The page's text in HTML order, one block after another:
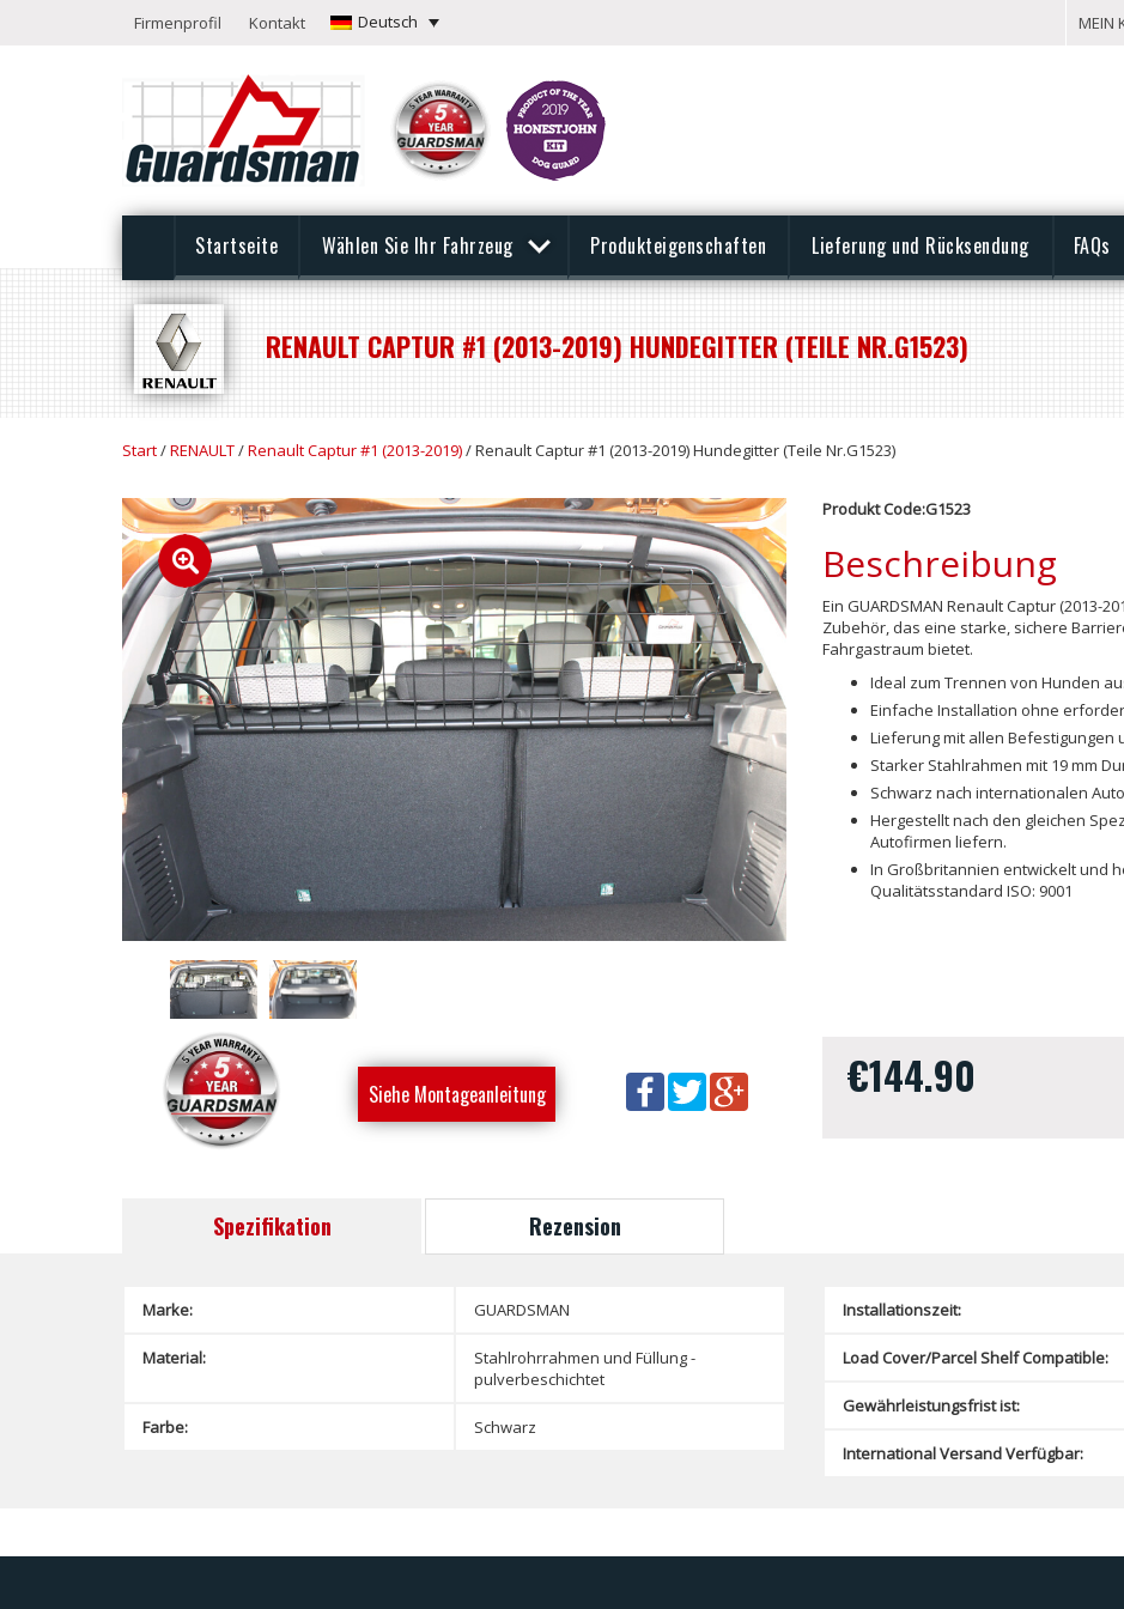
Firmenprofil Kontakt Deutsch MEIN
Startseite Wählen Sie Ihr Fahrzeug Produkteigenschaften Lieferung und Rücksendung FAQs
RENAULT CAPTUR #1 (2013-2019) HUNDEGITTER (TEILE NR.G1523)
Start/RENAULT/Renault Captur #1 (2013-2019)/ Renault Captur #1 (2013-2019) Hundegitter (Teile Nr.G1523)
Produkt Code:G1523
Beschreibung
Ein GUARDSMAN Renault Captur (2013-
Zubehör, das eine starke, sichere
Fahrgastraum bietet.
Ideal zum Trennen von Hunden
Einfache Installation ohne
Lieferung mit allen Befestigungen
Starker Stahlrahmen mit 19 mm
Schwarz nach internationalen
Hergestellt nach den gleichen
Autofirmen liefern.
In Großbritannien entwickelt und
Qualitätsstandard ISO: 9001
Siehe Montageanleitung €144.90
Spezifikation Rezension
Marke: GUARDSMAN
Material:
Stahlrohrrahmen und Füllung -
pulverbeschichtet
Farbe: Schwarz
Installationszeit:
Load Cover/Parcel Shelf Compatible:
Gewährleistungsfrist ist:
International Versand Verfügbar: